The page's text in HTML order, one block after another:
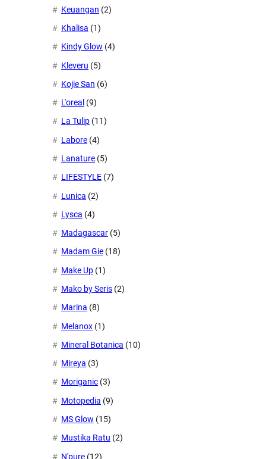
Keuangan (2)
Khalisa (1)
Kindy Glow (4)
Kleveru (5)
Kojie San (6)
L'oreal (9)
La Tulip (11)
Labore (4)
Lanature (5)
LIFESTYLE (7)
Lunica (2)
Lysca (4)
Madagascar (5)
Madam Gie (18)
Make Up (1)
Mako by Seris (2)
Marina (8)
Melanox (1)
Mineral Botanica (10)
Mireya (3)
Moriganic (3)
Motopedia (9)
MS Glow (15)
Mustika Ratu (2)
N'pure (12)